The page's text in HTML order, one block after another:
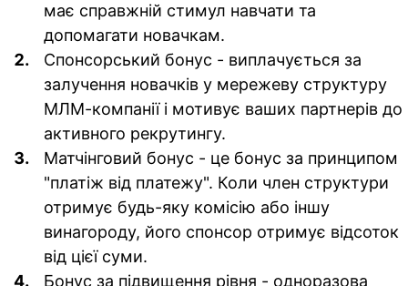
має справжній стимул навчати та
допомагати новачкам.
Спонсорський бонус - виплачується за
залучення новачків у мережеву структуру
МЛМ-компанії і мотивує ваших партнерів до
активного рекрутингу.
Матчінговий бонус - це бонус за принципом
"платіж від платежу". Коли член структури
отримує будь-яку комісію або іншу
винагороду, його спонсор отримує відсоток
від цієї суми.
Бонус за підвищення рівня - одноразова